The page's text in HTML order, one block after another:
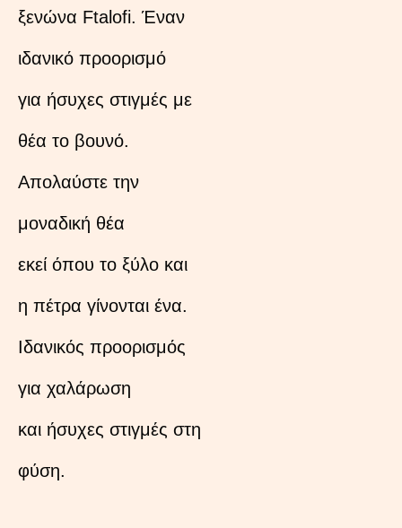
ξενώνα Ftalofi. Έναν
ιδανικό προορισμό
για ήσυχες στιγμές με
θέα το βουνό.
Απολαύστε την
μοναδική θέα
εκεί όπου το ξύλο και
η πέτρα γίνονται ένα.
Ιδανικός προορισμός
για χαλάρωση
και ήσυχες στιγμές στη
φύση.